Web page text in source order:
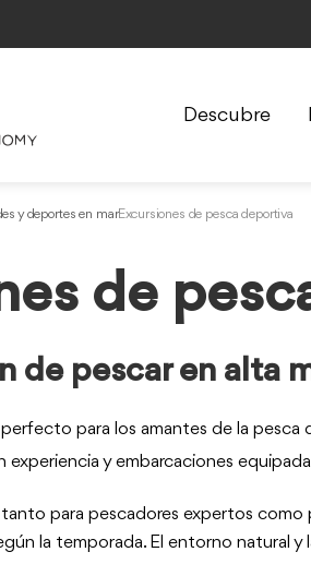
Descubre
y deportes en marExcursiones de pesca deportiva
de
de pescar en alta
para los amantes de la pesca
experiencia y embarcaciones
tanto para pescadores expertos
la temporada. El entorno natural